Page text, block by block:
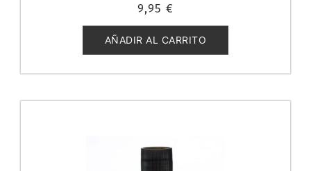
con
de
5
9,95 €
AÑADIR AL CARRITO